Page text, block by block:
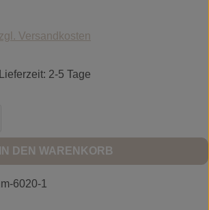
Versandkosten
2-5 Tage
Gib den gewünschten Wert
IN DEN WARENKORB
6020-1